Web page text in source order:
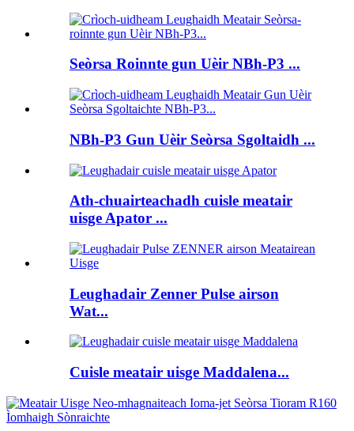
Seòrsa Roinnte gun Uèir NBh-P3 ...
NBh-P3 Gun Uèir Seòrsa Sgoltaidh ...
Ath-chuairteachadh cuisle meatair
uisge Apator ...
Leughadair Zenner Pulse airson
Wat...
Cuisle meatair uisge Maddalena...